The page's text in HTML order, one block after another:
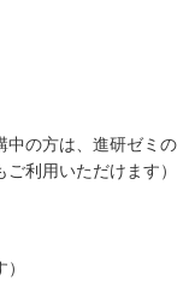
中の方は、進研ゼミの
利用いただけます）